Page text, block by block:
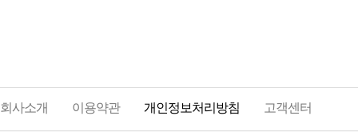
회사소개 이용약관 개인정보처리방침 고객센터